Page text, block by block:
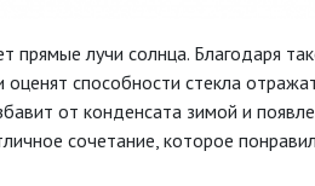
прямые лучи солнца. Благодаря
способности стекла
от конденсата зимой и
сочетание, которое